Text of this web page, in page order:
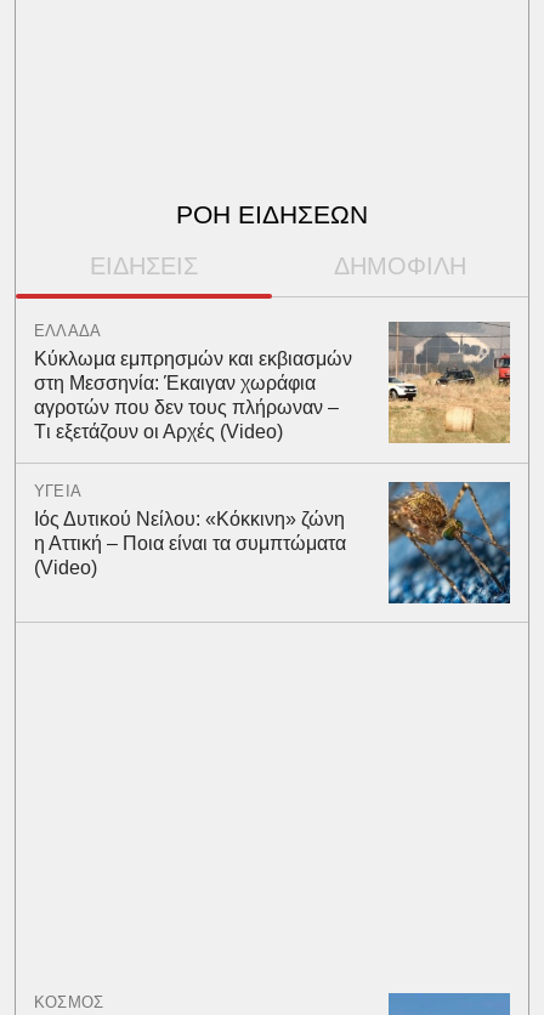
ΡΟΗ ΕΙΔΗΣΕΩΝ
ΕΙΔΗΣΕΙΣ ΔΗΜΟΦΙΛΗ
ΕΛΛΑΔΑ
Kύκλωμα εμπρησμών και εκβιασμών
στη Μεσσηνία: Έκαιγαν χωράφια
αγροτών που δεν τους πλήρωναν –
Tι εξετάζουν οι Αρχές (Video)
ΥΓΕΙΑ
Ιός Δυτικού Νείλου: «Κόκκινη» ζώνη
η Αττική – Ποια είναι τα συμπτώματα
(Video)
ΚΟΣΜΟΣ